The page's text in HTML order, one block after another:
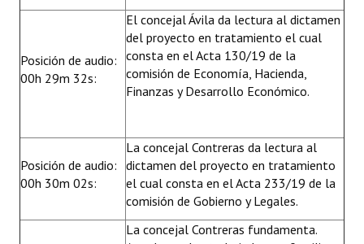
Posición de audio:
00h 29m 32s:
El concejal Ávila da lectura al dictamen
del proyecto en tratamiento el cual
consta en el Acta 130/19 de la
comisión de Economía, Hacienda,
Finanzas y Desarrollo Económico.
Posición de audio:
00h 30m 02s:
La concejal Contreras da lectura al
dictamen del proyecto en tratamiento
el cual consta en el Acta 233/19 de la
comisión de Gobierno y Legales.
La concejal Contreras fundamenta.